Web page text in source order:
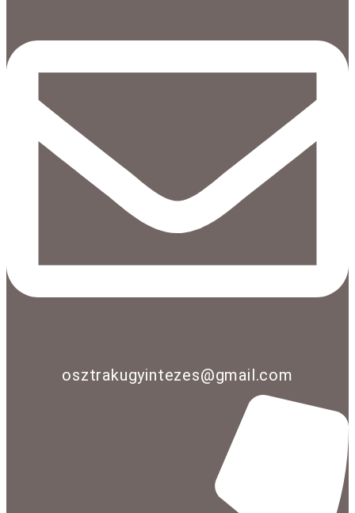
osztrakugyintezes@gmail.com